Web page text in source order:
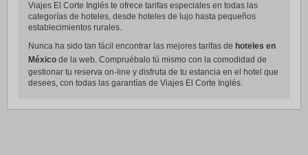
Viajes El Corte Inglés te ofrece tarifas especiales en todas las
categorías de hoteles, desde hoteles de lujo hasta pequeños
establecimientos rurales.
Nunca ha sido tan fácil encontrar las mejores tarifas de hoteles en
México de la web. Compruébalo tú mismo con la comodidad de
gestionar tu reserva on-line y disfruta de tu estancia en el hotel que
desees, con todas las garantías de Viajes El Corte Inglés.